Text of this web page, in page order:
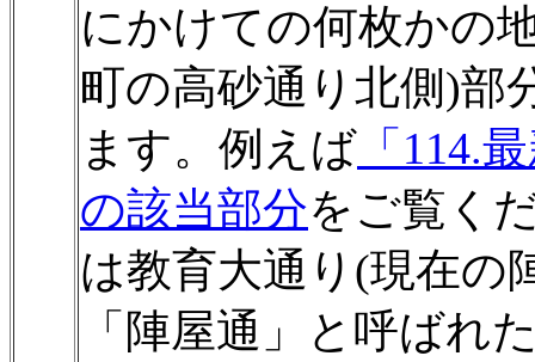
にかけての何枚かの
町の高砂通り北側)部
ます。例えば 「114.
の該当部分をご覧く
は教育大通り(現在の
「陣屋通」と呼ばれ